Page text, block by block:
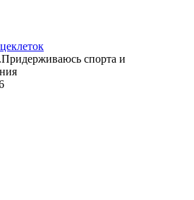
спорта и